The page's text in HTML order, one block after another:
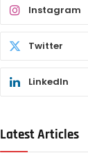
Instagram
Twitter
LinkedIn
Latest Articles